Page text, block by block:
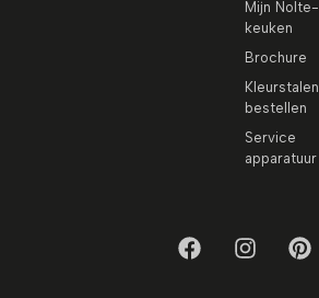
Mijn Nolte-
keuken
Brochure
Kleurstalen
bestellen
Service
apparatuur